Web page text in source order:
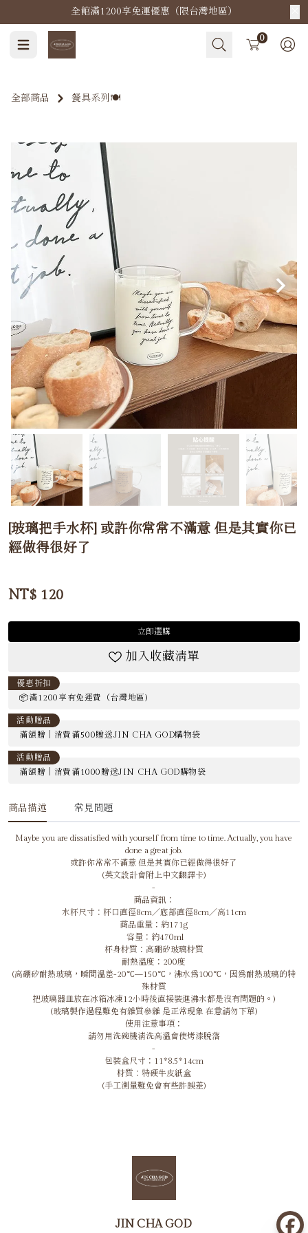
全館滿1200享免運優惠（限台灣地區）
Cart 0
全部商品 餐具系列🍽️
[玻璃把手水杯] 或許你常常不滿意 但是其實你已
經做得很好了
NT$ 120
立即選購
加入收藏清單
優惠折扣
📦滿1200享有免運費（台灣地區)
活動贈品
滿額贈｜消費滿500贈送JIN CHA GOD購物袋
活動贈品
滿額贈｜消費滿1000贈送JIN CHA GOD購物袋
商品描述 常見問題
Maybe you are dissatisfied with yourself from time to time. Actually, you have
done a great job.
或許你常常不滿意 但是其實你已經做得很好了
(英文設計會附上中文翻譯卡)
-
商品資訊：
水杯尺寸：杯口直徑8cm／底部直徑8cm／高11cm
商品重量：約171g
容量：約470ml
杯身材質：高硼矽玻璃材質
耐熱溫度：200度
(高硼矽耐熱玻璃，瞬間溫差­­­-20℃—150℃，沸水爲100℃，因爲耐熱玻璃的特
殊材質
把玻璃器皿放在冰箱冰凍12小時後直接裝進沸水都是沒有問題的。)
(玻璃製作過程難免有雜質參雜 是正常現象 在意請勿下單)
使用注意事項：
請勿用洗碗機清洗高溫會使烤漆脫落
-
包裝盒尺寸：11*8.5*14cm
材質：特硬牛皮紙盒
(手工測量難免會有些許誤差)
JIN CHA GOD